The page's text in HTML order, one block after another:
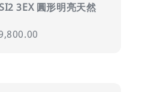
3EX 圓形明亮天然